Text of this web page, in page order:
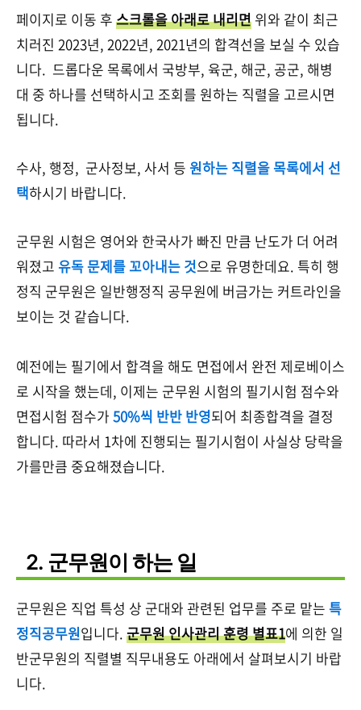
페이지로 이동 후 스크롤을 아래로 내리면 위와 같이 최근
치러진 2023년, 2022년, 2021년의 합격선을 보실 수 있습
니다. 드롭다운 목록에서 국방부, 육군, 해군, 공군, 해병
대 중 하나를 선택하시고 조회를 원하는 직렬을 고르시면
됩니다.
수사, 행정, 군사정보, 사서 등 원하는 직렬을 목록에서 선
택하시기 바랍니다.
군무원 시험은 영어와 한국사가 빠진 만큼 난도가 더 어려
워졌고 유독 문제를 꼬아내는 것으로 유명한데요. 특히 행
정직 군무원은 일반행정직 공무원에 버금가는 커트라인을
보이는 것 같습니다.
예전에는 필기에서 합격을 해도 면접에서 완전 제로베이스
로 시작을 했는데, 이제는 군무원 시험의 필기시험 점수와
면접시험 점수가 50%씩 반반 반영되어 최종합격을 결정
합니다. 따라서 1차에 진행되는 필기시험이 사실상 당락을
가를만큼 중요해졌습니다.
2. 군무원이 하는 일
군무원은 직업 특성 상 군대와 관련된 업무를 주로 맡는 특
정직공무원입니다. 군무원 인사관리 훈령 별표1에 의한 일
반군무원의 직렬별 직무내용도 아래에서 살펴보시기 바랍
니다.